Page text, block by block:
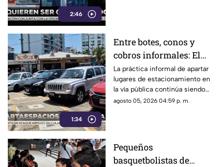
2:46
1:34
Entre botes, conos y
cobros informales: El
calvario de
estacionarse en la
Costera de Acapulco
La práctica informal de apartar
lugares de estacionamiento en
la vía pública continúa siendo
un tema de constante debate y
Miguel Alemán.
agosto 05, 2026 04:59 p. m.
Pequeños
basquetbolistas de